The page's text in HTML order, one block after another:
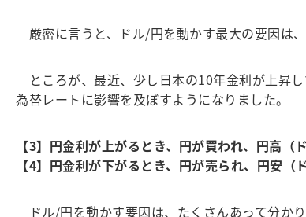
厳密に言うと、ドル/円を動かす最大の要因は
ところが、最近、少し日本の10年金利が上昇
為替レートに影響を及ぼすようになりました。
【3】円金利が上がるとき、円が買われ、円高（
【4】円金利が下がるとき、円が売られ、円安（
ドル/円を動かす要因は、たくさんあって分か